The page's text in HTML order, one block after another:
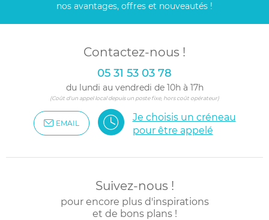
nos avantages, offres et nouveautés !
Contactez-nous !
05 31 53 03 78
du lundi au vendredi de 10h à 17h
(Coût d'un appel local depuis un poste fixe, hors coût opérateur)
EMAIL
Je choisis un créneau
pour être appelé
Suivez-nous !
pour encore plus d'inspirations
et de bons plans !